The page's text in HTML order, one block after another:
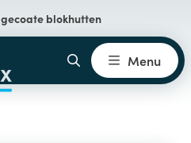
gecoate blokhutten
Menu